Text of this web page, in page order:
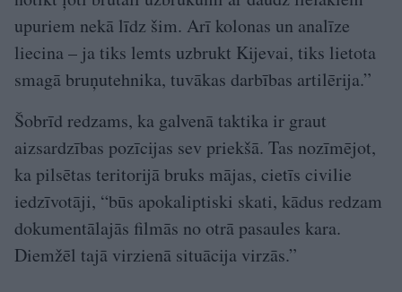
upuriem nekā līdz šim. Arī kolonas un analīze
liecina – ja tiks lemts uzbrukt Kijevai, tiks lietota
smagā bruņutehnika, tuvākas darbības artilērija.”
Šobrīd redzams, ka galvenā taktika ir graut
aizsardzības pozīcijas sev priekšā. Tas nozīmējot,
ka pilsētas teritorijā bruks mājas, cietīs civilie
iedzīvotāji, “būs apokaliptiski skati, kādus redzam
dokumentālajās filmās no otrā pasaules kara.
Diemžēl tajā virzienā situācija virzās.”